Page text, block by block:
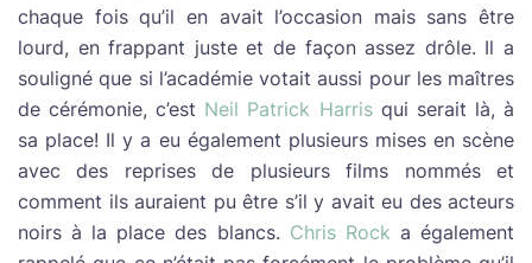
chaque fois qu’il en avait l’occasion mais sans être
lourd, en frappant juste et de façon assez drôle. Il a
souligné que si l’académie votait aussi pour les maîtres
de cérémonie, c’est Neil Patrick Harrisqui serait là, à
sa place! Il y a eu également plusieurs mises en scène
avec des reprises de plusieurs films nommés et
comment ils auraient pu être s’il y avait eu des acteurs
noirs à la place des blancs. Chris Rock a également